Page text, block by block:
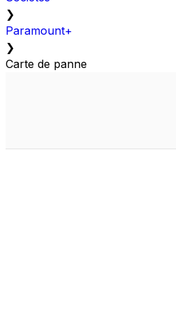
❯
Paramount+
❯
Carte de panne